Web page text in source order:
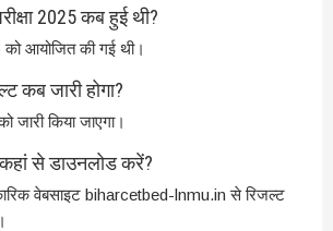
2025 कब हुई थी?
को आयोजित की गई थी।
कब जारी होगा?
किया जाएगा।
कहां से डाउनलोड करें?
वेबसाइट biharcetbed-lnmu.in से रिजल्ट